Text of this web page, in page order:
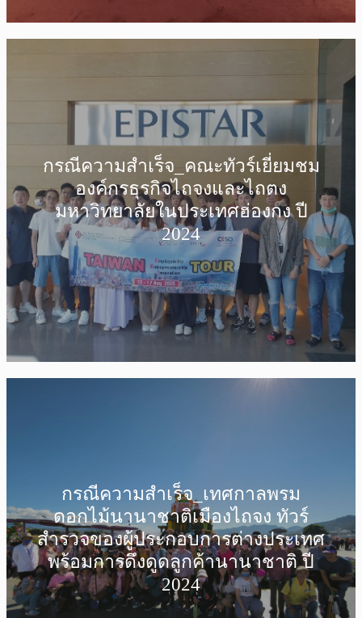
กรณีความสำเร็จ_คณะทัวร์เยี่ยมชม
องค์กรธุรกิจไถจงและไถตง
มหาวิทยาลัยในประเทศฮ่องกง ปี
2024
กรณีความสำเร็จ_เทศกาลพรม
ดอกไม้นานาชาติเมืองไถจง ทัวร์
สำรวจของผู้ประกอบการต่างประเทศ
พร้อมการดึงดูดลูกค้านานาชาติ ปี
2024